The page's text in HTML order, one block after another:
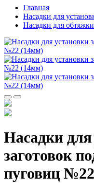
Главная
Насадки для
Насадки для
Насадки
заготовок
пуговиц